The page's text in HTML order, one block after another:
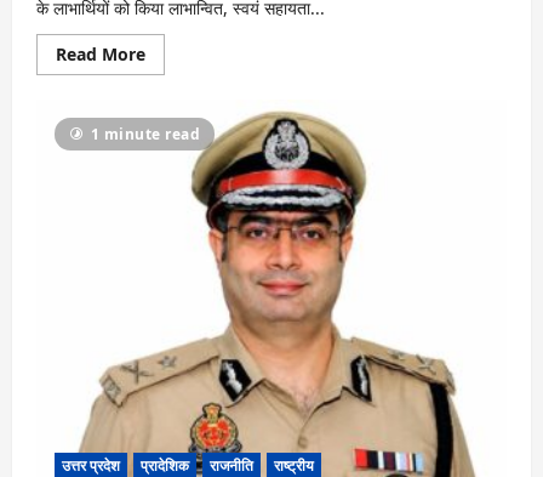
के लाभार्थियों को किया लाभान्वित, स्वयं सहायता...
Read MoreRead
more
मौर्य
का
प्रयागराज
1 minute read
उत्तर प्रदेश प्रादेशिक राजनीति राष्ट्रीय